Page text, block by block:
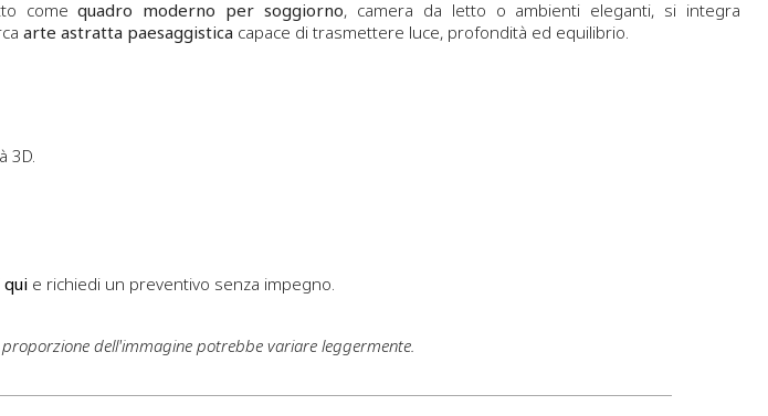
comequadro moderno per soggiorno, camera da letto o ambienti eleganti, si integra
arte astratta paesaggistica capace di trasmettere luce, profondità ed equilibrio.
3D.
qui e richiedi un preventivo senza impegno.
dell'immagine potrebbe variare leggermente.